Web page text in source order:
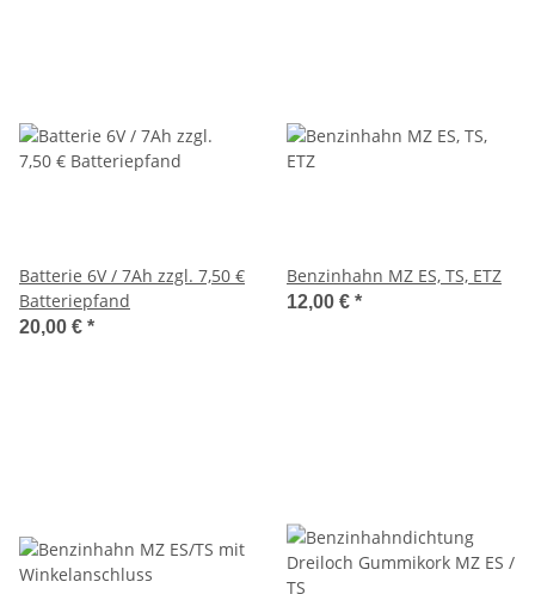
Batterie 6V / 7Ah zzgl. 7,50 €
Batteriepfand
20,00 € *
Benzinhahn MZ ES, TS, ETZ
12,00 € *